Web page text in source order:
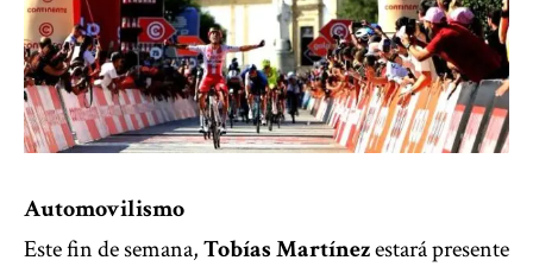
Automovilismo
Este fin de semana,Tobías Martínezestará presente